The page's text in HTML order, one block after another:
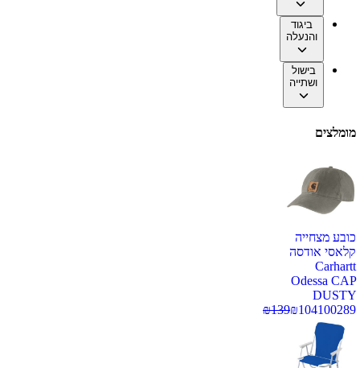
ביגוד
והנעלה
בישול
ושתייה
מומלצים
כובע מצחייה
קלאסי אודסה
Carhartt
Odessa CAP
DUSTY
100289
₪104
₪139